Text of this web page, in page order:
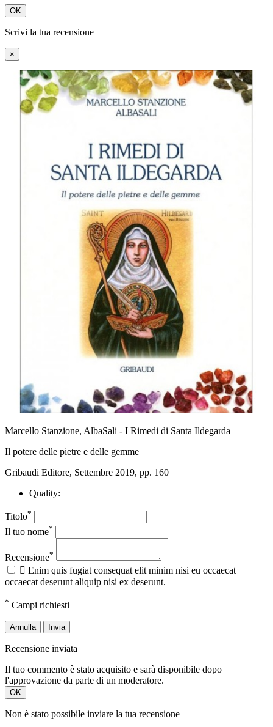
OK
Scrivi la tua recensione
×
Marcello Stanzione, AlbaSali - I Rimedi di Santa Ildegarda
Il potere delle pietre e delle gemme
Gribaudi Editore, Settembre 2019, pp. 160
Quality:
Titolo*
Il tuo nome*
Recensione*
 Enim quis fugiat consequat elit minim nisi eu occaecat
occaecat deserunt aliquip nisi ex deserunt.
* Campi richiesti
Annulla Invia
Recensione inviata
Il tuo commento è stato acquisito e sarà disponibile dopo
l'approvazione da parte di un moderatore.
OK
Non è stato possibile inviare la tua recensione